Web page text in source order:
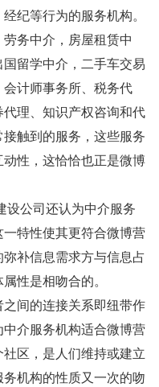
纪等行为的服务机构。
务中介，房屋租赁中
留学中介，二手车交易
计师事务所、税务代
理、知识产权咨询和代
触到的服务，这些服务
性，这恰恰也正是微博
公司还认为中介服务
特性使其更符合微博营
补信息需求方与信息占
性是相吻合的。
间的连接关系即纽带作
中介服务机构适合微博营
区，是人们维持或建立
机构的性质又一次的吻